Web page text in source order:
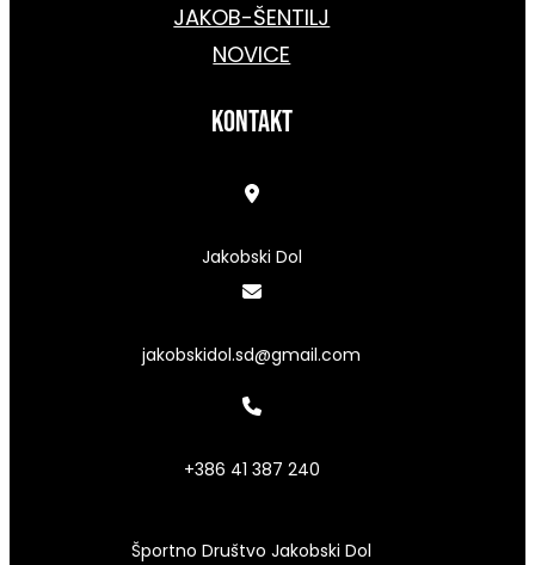
JAKOB-ŠENTILJ
NOVICE
kontakt
Jakobski Dol
jakobskidol.sd@gmail.com
+386 41 387 240
Športno Društvo Jakobski Dol